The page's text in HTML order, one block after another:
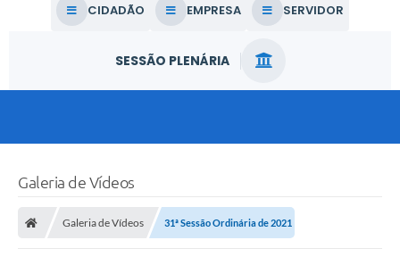
CIDADÃO EMPRESA SERVIDOR
SESSÃO PLENÁRIA
Galeria de Vídeos
Galeria de Vídeos 31ª Sessão Ordinária de 2021